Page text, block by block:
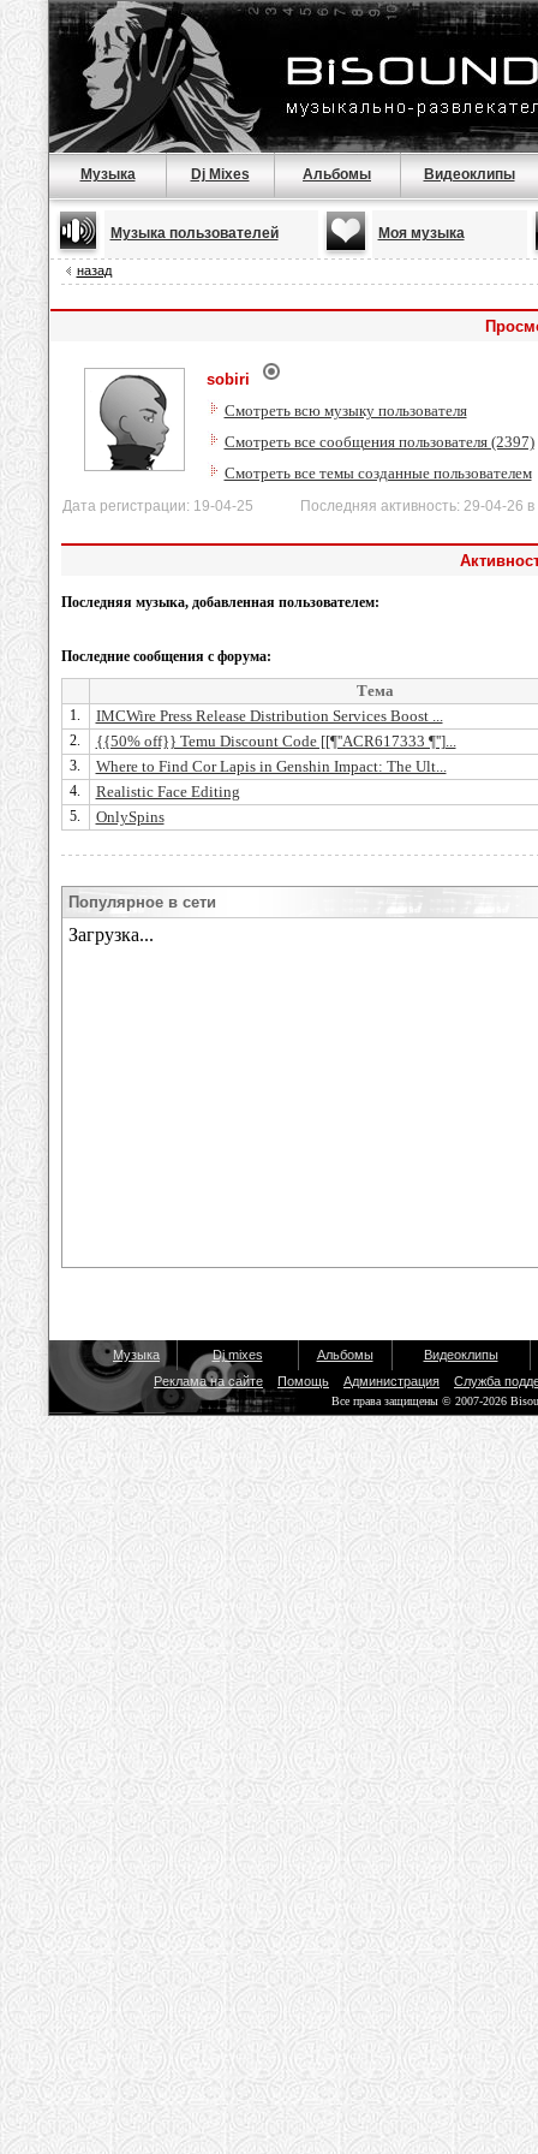
Музыка Dj Mixes Альбомы Видеоклипы
Музыка пользователей Моя музыка
назад
sobiri
Смотреть всю музыку пользователя
Смотреть все сообщения пользователя (2397)
Смотреть все темы созданные пользователем
Дата регистрации: 19-04-25 Последняя активность: 29-04-26 в
Последняя музыка, добавленная пользователем:
Последние сообщения с форума:
Тема
1. IMCWire Press Release Distribution Services Boost ...
2. {{50% off}} Temu Discount Code [[¶''ACR617333 ¶'']...
3. Where to Find Cor Lapis in Genshin Impact: The Ult...
4. Realistic Face Editing
5. OnlySpins
Популярное в сети
Музыка Dj mixes Альбомы
Видеоклипы
Реклама на сайте
Помощь Администрация Служба
Все права защищены © 2007-2026